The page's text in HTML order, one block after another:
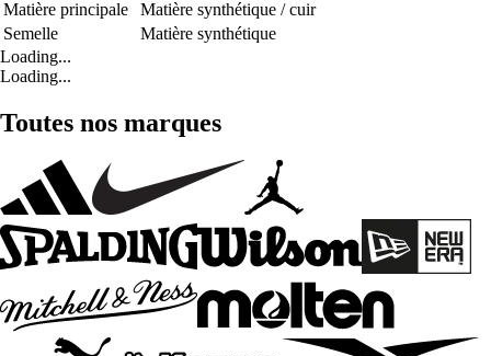
Matière principale
Matière synthétique / cuir
Semelle
Matière synthétique
Loading...
Loading...
Toutes nos marques